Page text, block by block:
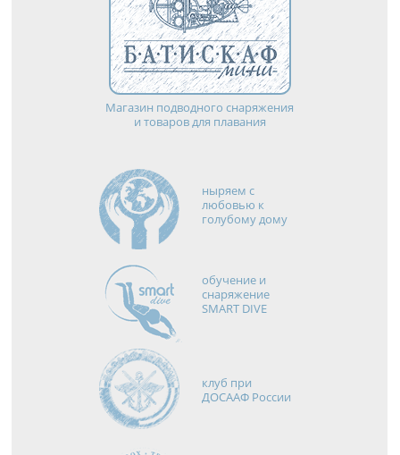
Магазин подводного снаряжения
и товаров для плавания
ныряем с
любовью к
голубому дому
обучение и
снаряжение
SMART DIVE
клуб при
ДОСААФ России